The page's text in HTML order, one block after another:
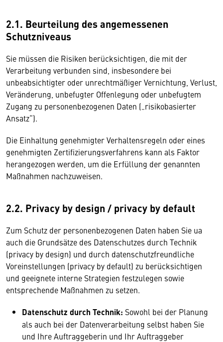
2.1. Beurteilung des angemessenen
Schutzniveaus
Sie müssen die Risiken berücksichtigen, die mit der
Verarbeitung verbunden sind, insbesondere bei
unbeabsichtigter oder unrechtmäßiger Vernichtung, Verlust,
Veränderung, unbefugter Offenlegung oder unbefugtem
Zugang zu personenbezogenen Daten („risikobasierter
Ansatz“).
Die Einhaltung genehmigter Verhaltensregeln oder eines
genehmigten Zertifizierungsverfahrens kann als Faktor
herangezogen werden, um die Erfüllung der genannten
Maßnahmen nachzuweisen.
2.2. Privacy by design / privacy by default
Zum Schutz der personenbezogenen Daten haben Sie ua
auch die Grundsätze des Datenschutzes durch Technik
(privacy by design) und durch datenschutzfreundliche
Voreinstellungen (privacy by default) zu berücksichtigen
und geeignete interne Strategien festzulegen sowie
entsprechende Maßnahmen zu setzen.
Datenschutz durch Technik: Sowohl bei der Planung
als auch bei der Datenverarbeitung selbst haben Sie
und Ihre Auftraggeberin und Ihr Auftraggeber